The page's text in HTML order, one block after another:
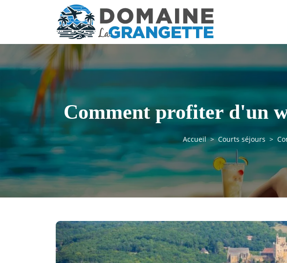
Comment profiter d'un
Accueil Courts séjours